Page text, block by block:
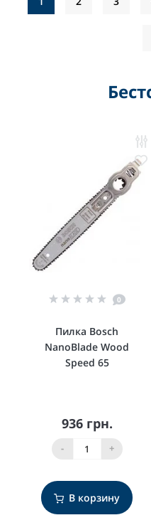
0
Пилка Bosch
NanoBlade Wood
Speed 65
936 грн.
- +
В корзину